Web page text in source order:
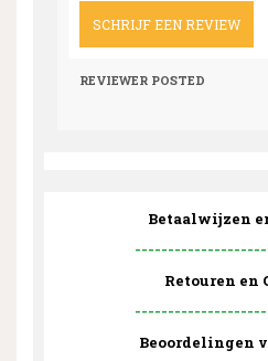
SCHRIJF EEN REVIEW
REVIEWER POSTED
Betaalwijzen
Retouren en
Beoordelingen